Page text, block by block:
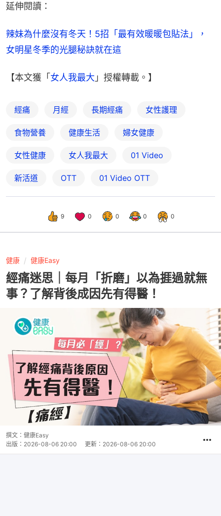
延伸閱讀：
辣妹為什麼沒有冬天！5招「最有效暖暖包貼法」，
女明星冬季的光腿秘訣就在這
【本文獲「女人我最大 」授權轉載。】
經痛 月經 長期經痛 女性護理
食物營養 健康生活 婦女健康
女性健康 女人我最大 01 Video
新活道 OTT 01‌ ‌Video‌ ‌OTT
9 0 0 0 0
健康 健康Easy
經痛迷思｜每月「折磨」以為捱過就無
事？了解背後成因先有得醫！
撰文： 健康Easy
出版： 2026-08-06 20:00 更新： 2026-08-06 20:00